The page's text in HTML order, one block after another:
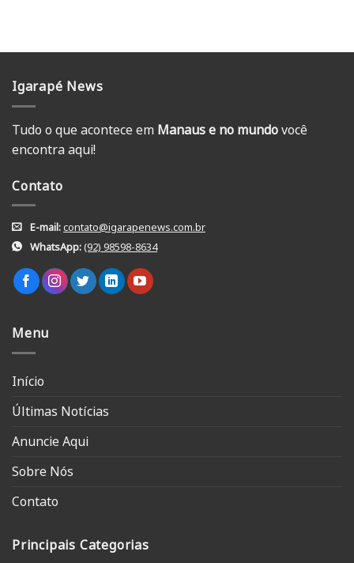
Igarapé News
Tudo o que acontece em Manaus e no mundovocê
encontra aqui!
Contato
E-mail:contato@igarapenews.com.br
WhatsApp:(92) 98598-8634
Menu
Início
Últimas Notícias
Anuncie Aqui
Sobre Nós
Contato
Principais Categorias